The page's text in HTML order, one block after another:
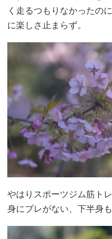
く走るつもりなかったの
に楽しさ止まらず。
やはりスポーツジム筋ト
身にブレがない、下半身